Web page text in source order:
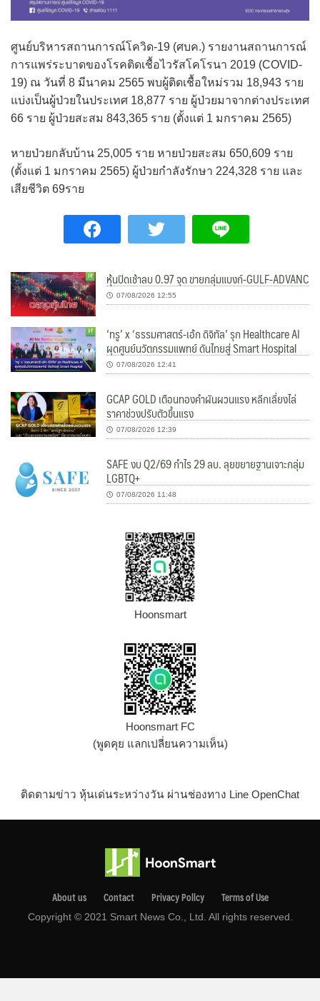
ศูนย์บริหารสถานการณ์โควิด-19 (ศบค.) รายงานสถานการณ์
การแพร่ระบาดของโรคติดเชื้อไวรัสโคโรนา 2019 (COVID-
19) ณ วันที่ 8 มีนาคม 2565 พบผู้ติดเชื้อใหม่รวม 18,943 ราย
แบ่งเป็นผู้ป่วยในประเทศ 18,877 ราย ผู้ป่วยมาจากต่างประเทศ
66 ราย ผู้ป่วยสะสม 843,365 ราย (ตั้งแต่ 1 มกราคม 2565)
หายป่วยกลับบ้าน 25,005 ราย หายป่วยสะสม 650,609 ราย
(ตั้งแต่ 1 มกราคม 2565) ผู้ป่วยกำลังรักษา 224,328 ราย และ
เสียชีวิต 69ราย
หุ้นปิดเช้าลบ 0.97 จุด ขายกลุ่มแบงก์-GULF-ADVANC
07/08/2026 12:55
‘ทรู’ x ‘ธรรมศาสตร์-เอ้ก ดิจิทัล’ รุก Healthcare AI
ผุดศูนย์นวัตกรรมแพทย์ ดันไทยสู่ Smart Hospital
07/08/2026 12:41
GCAP GOLD เตือนทองคำผันผวนแรง หลีกเลี่ยงไล่
ราคาช่วงปรับตัวขึ้นแรง
07/08/2026 12:39
SAFE งบ Q2/69 กำไร 29 ลบ. ลุยขยายฐานเจาะกลุ่ม
LGBTQ+
07/08/2026 11:48
Hoonsmart
Hoonsmart FC
(พูดคุย แลกเปลี่ยนความเห็น)
ติดตามข่าว หุ้นเด่นระหว่างวัน ผ่านช่องทาง Line OpenChat
About us Contact Privacy Pollcy Terms of Use
Copyright © 2021 Smart News Co., Ltd. All rights reserved.